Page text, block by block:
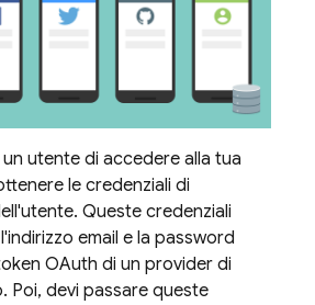
utente di accedere alla tua
le credenziali di
Queste credenziali
email e la password
OAuth di un provider di
Poi, devi passare queste